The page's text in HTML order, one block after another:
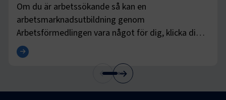
Om du är arbetssökande så kan en
arbetsmarknadsutbildning genom
Arbetsförmedlingen vara något för dig, klicka dig
vidare här för att läsa mer.
Läs mer här